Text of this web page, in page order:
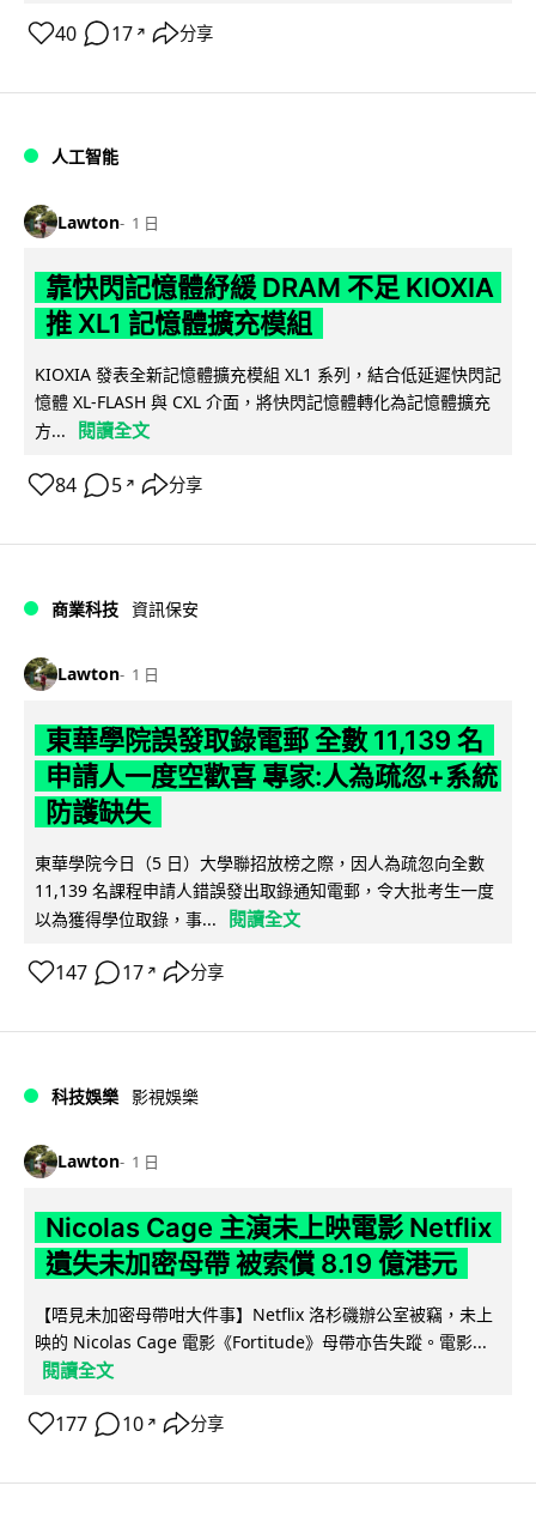
40 17 ↗ 分享
人工智能
Lawton 1 日
靠快閃記憶體紓緩 DRAM 不足 KIOXIA
推 XL1 記憶體擴充模組
KIOXIA 發表全新記憶體擴充模組 XL1 系列，結合低延遲快閃記
憶體 XL-FLASH 與 CXL 介面，將快閃記憶體轉化為記憶體擴充
方...
閱讀全文
84 5 ↗ 分享
商業科技 資訊保安
Lawton 1 日
東華學院誤發取錄電郵 全數 11,139 名
申請人一度空歡喜 專家:人為疏忽+系統
防護缺失
東華學院今日（5 日）大學聯招放榜之際，因人為疏忽向全數
11,139 名課程申請人錯誤發出取錄通知電郵，令大批考生一度
以為獲得學位取錄，事...
閱讀全文
147 17 ↗ 分享
科技娛樂 影視娛樂
Lawton 1 日
Nicolas Cage 主演未上映電影 Netflix
遺失未加密母帶 被索償 8.19 億港元
【唔見未加密母帶咁大件事】Netflix 洛杉磯辦公室被竊，未上
映的 Nicolas Cage 電影《Fortitude》母帶亦告失蹤。電影...
閱讀全文
177 10 ↗ 分享